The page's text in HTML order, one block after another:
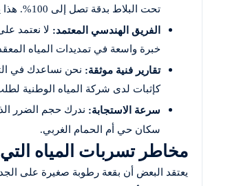
تحت البلاط بدقة تصل إلى 100%. هذا يعني أننا لا نكسر إلا في مكان العطل تحديداً، مما يحافظ على جمالية منزلك.
الفريق الهندسي المعتمد: لا نعتمد
خبرة واسعة في تمديدات المياه
تقارير فنية موثقة: نحن نساعدك في
كإثبات لدى شركة المياه الوطنية
سرعة الاستجابة: ندرك حجم الضرر
سكان حي أم الحمام الغربي.
مخاطر تسربات المياه
يعتقد البعض أن بقعة رطوبة صغيرة على